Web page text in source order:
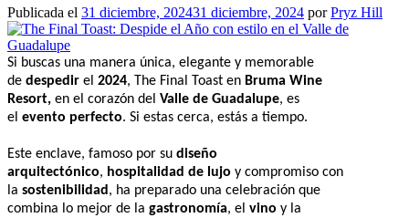
Publicada el 31 diciembre, 202431 diciembre, 2024 porPryz Hill
Si buscas una manera única, elegante y memorable
de despedir el 2024, The Final Toast en Bruma Wine
Resort, en el corazón del Valle de Guadalupe, es
el evento perfecto. Si estas cerca, estás a tiempo.
Este enclave, famoso por su diseño
arquitectónico, hospitalidad de lujo y compromiso con
la sostenibilidad , ha preparado una celebración que
combina lo mejor de la gastronomía, el vino y la